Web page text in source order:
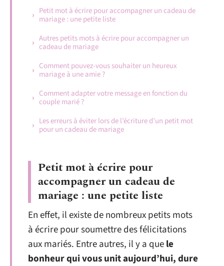
Petit mot à écrire pour accompagner un cadeau de
mariage : une petite liste
Autres petits mots à écrire pour accompagner un
cadeau de mariage
Comment pouvez-vous souhaiter un heureux
mariage à une amie ?
Comment adapter votre message en fonction du
couple marié ?
Les erreurs à éviter lors de l’écriture d’un petit mot
pour un cadeau de mariage
Petit mot à écrire pour
accompagner un cadeau de
mariage : une petite liste
En effet, il existe de nombreux petits mots
à écrire pour soumettre des félicitations
aux mariés. Entre autres, il y a quele
bonheur qui vous unit aujourd’hui, dure